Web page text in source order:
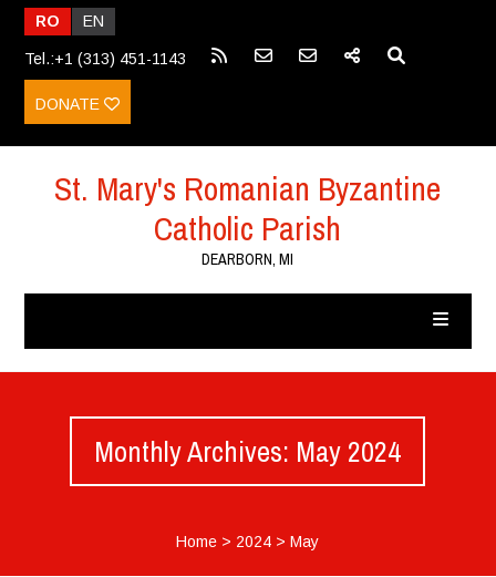
RO EN
Tel.:+1 (313) 451-1143
DONATE
St. Mary's Romanian Byzantine
Catholic Parish
DEARBORN, MI
Monthly Archives: May 2024
Home > 2024 >May